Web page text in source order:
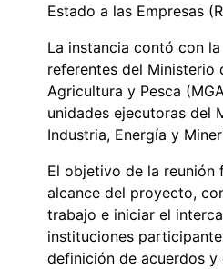
Estado a las Empresas
La instancia contó con
referentes del Ministerio
Agricultura y Pesca
unidades ejecutoras del
Industria, Energía y
El objetivo de la reunión
alcance del proyecto,
trabajo e iniciar el
instituciones
definición de acuerdos y